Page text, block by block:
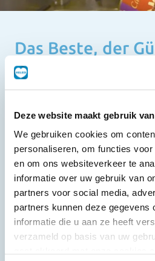
Deze website maakt gebruik
We gebruiken cookies om
personaliseren, om functies
en om ons websiteverkeer te
informatie over uw gebruik van
partners voor social media,
partners kunnen deze gegevens
informatie die u aan ze heeft
verzameld op basis van uw
Das Beste, der
Halal